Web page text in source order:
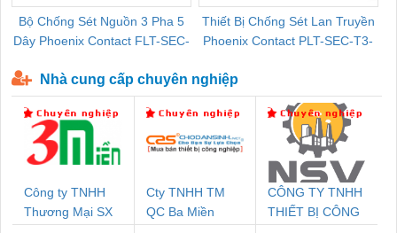
Bộ Chống Sét Nguồn 3 Pha 5
Dây Phoenix Contact FLT-SEC-
Thiết Bị Chống Sét Lan Truyền
Phoenix Contact PLT-SEC-T3-
Nhà cung cấp chuyên nghiệp
Công ty TNHH
Thương Mại SX
Cty TNHH TM
QC Ba Miền
CÔNG TY TNHH
THIẾT BỊ CÔNG